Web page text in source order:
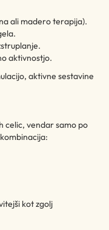
ali madero terapija).
aktivnostjo.
aktivne sestavine
celic, vendar samo po
kot zgolj